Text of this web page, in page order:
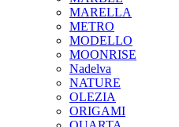
MARELLA
METRO
MODELLO
MOONRISE
Nadelva
NATURE
OLEZIA
ORIGAMI